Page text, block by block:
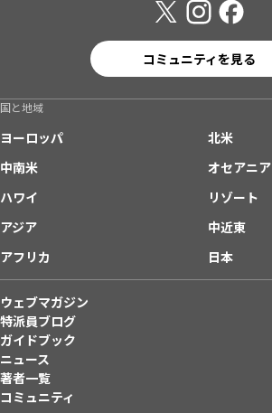
コミュニティを見る
国と地域
ヨーロッパ
北米
中南米
オセアニア
ハワイ
リゾート
アジア
中近東
アフリカ
日本
ウェブマガジン
特派員ブログ
ガイドブック
ニュース
著者一覧
コミュニティ